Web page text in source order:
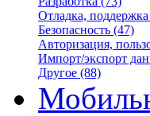
Отладка, поддержка
Безопасность (47)
Авторизация,
Импорт/экспорт
Другое (88)